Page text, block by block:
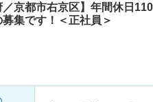
ンター の施設がございます。
／京都市右京区】年間休日
集です！＜正社員＞